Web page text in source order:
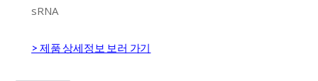
sRNA
> 제품 상세정보 보러 가기